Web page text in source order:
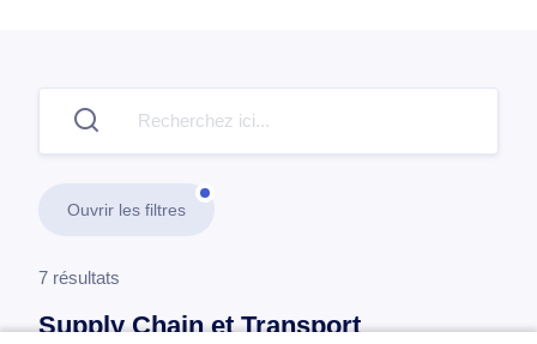
Ouvrir les filtres
7 résultats
Supply Chain et Transport